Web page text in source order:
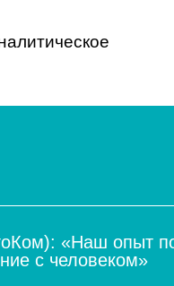
«Наш опыт
с человеком»